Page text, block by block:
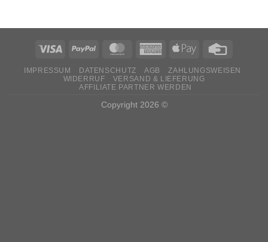
IMPRESSUM DATENSCHUTZ AGB
ZAHLUNGSWEISEN
WIDERRUF
VERSAND & LIEFERUNG
AFFILIATE PARTNER WERDEN
Copyright 2026 ©